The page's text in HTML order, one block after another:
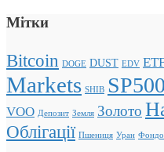
Мітки
Bitcoin DOGE DUST EDV
Markets SHIB SP500
VOO Депозит Земля Золото
Облігації Пшениця Уран